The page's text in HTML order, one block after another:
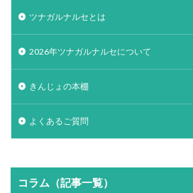
ツナガルナルセとは
2026年ツナガルナルセについて
きんじょの本棚
よくあるご質問
コラム（記事一覧）